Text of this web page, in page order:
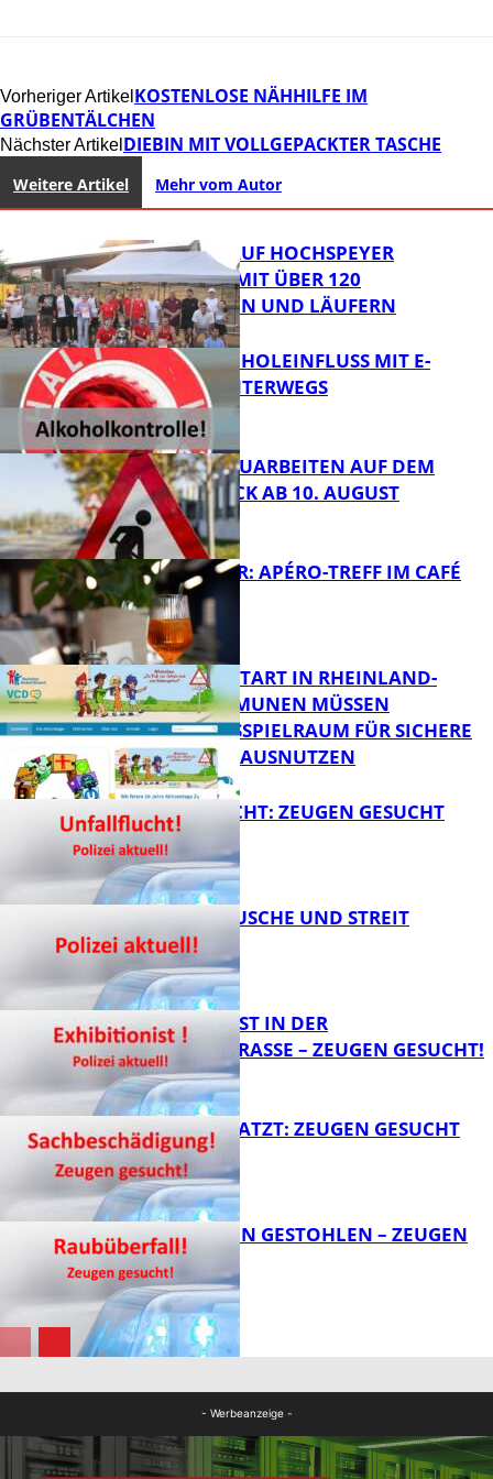
Vorheriger Artikel KOSTENLOSE NÄHHILFE IM
GRÜBENTÄLCHEN
Nächster Artikel DIEBIN MIT VOLLGEPACKTER TASCHE
Weitere Artikel Mehr vom Autor
FB News
31. KERWELAUF HOCHSPEYER
BEGEISTERT MIT ÜBER 120
LÄUFERINNEN UND LÄUFERN
FB News
UNTER ALKOHOLEINFLUSS MIT E-
SCOOTER UNTERWEGS
FB News
STRASSENBAUARBEITEN AUF DEM B
ÄNNJERRÜCK AB 10. AUGUST
FB Kultur
HOT SUMMER: APÉRO-TREFF IM CAFÉ
LUMA
ZUM SCHULSTART IN RHEINLAND-
PFALZ: KOMMUNEN MÜSSEN
HANDLUNGSSPIELRAUM FÜR SICHERE
SCHULWEGE AUSNUTZEN
UNFALLFLUCHT: ZEUGEN GESUCHT
KNALLGERÄUSCHE UND STREIT
EXHIBITIONIST IN DER
VELMANNSTRASSE – ZEUGEN GESUCHT!
AUTO ZERKRATZT: ZEUGEN GESUCHT
TEURE KETTEN GESTOHLEN – ZEUGEN
GESUCHT!
- Werbeanzeige -